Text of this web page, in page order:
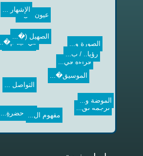
الأجناس ...
في حضرةِ... التواصل ...
الموسيق�...
الصورة و...
في عيد م�...
عيون الل...
الصهيل (�...
مفهوم ال...
قراءة في...
الإشهار ...
ترجمة لق...
رؤيا.. / ب...
الموضة و...